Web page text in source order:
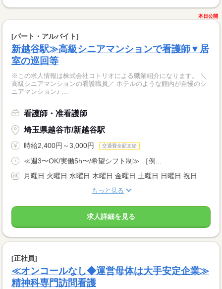
本日公開
[パート・アルバイト]
新越谷駅≫高級シニアマンションで看護師▼居
室の巡回等
※この求人情報は株式会社コトリオによる職業紹介になります。 ＼
高級シニアマンションの看護職員／ ホテルのような館内が自慢のシ
看護師・准看護師
埼玉県越谷市/新越谷駅
時給2,400円～3,000円 交通費全額支給
≪週3〜OK/実働5h〜/希望シフト制≫ ［例...
月曜日 火曜日 水曜日 木曜日 金曜日 土曜日 日曜日 祝日
もっと見る
求人詳細を見る
[正社員]
≪オンコールなし◆運営母体は大手安定企業≫
精神科専門訪問看護